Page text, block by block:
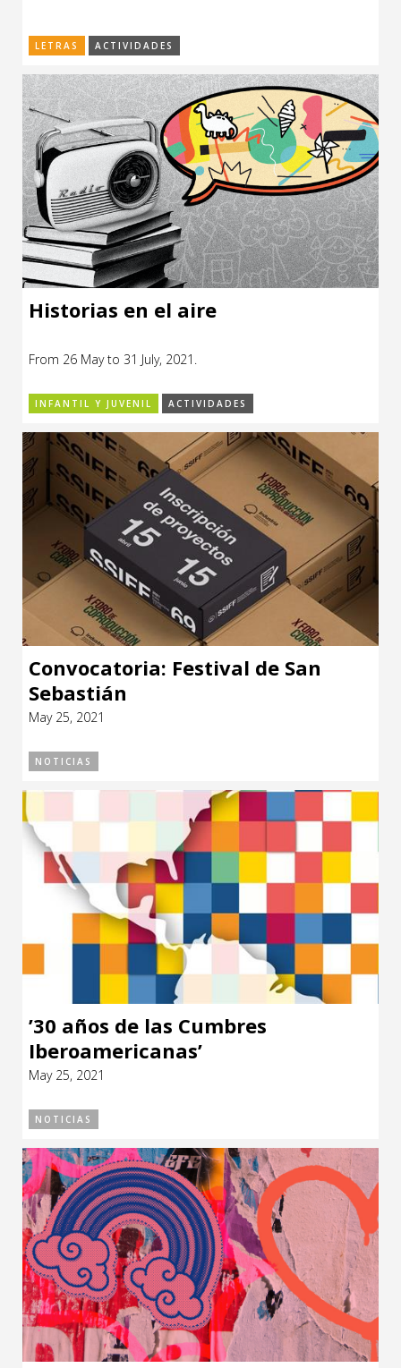
LETRAS ACTIVIDADES
Historias en el aire
From 26 May to 31 July, 2021.
INFANTIL Y JUVENIL ACTIVIDADES
Convocatoria: Festival de San
Sebastián
May 25, 2021
NOTICIAS
’30 años de las Cumbres
Iberoamericanas’
May 25, 2021
NOTICIAS